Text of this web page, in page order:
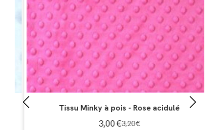
Tissu Minky à pois - Rose acidulé
3,00€3,20€